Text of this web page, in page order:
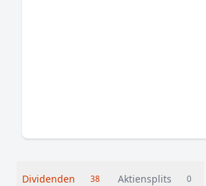
Dividenden 38 Aktiensplits 0